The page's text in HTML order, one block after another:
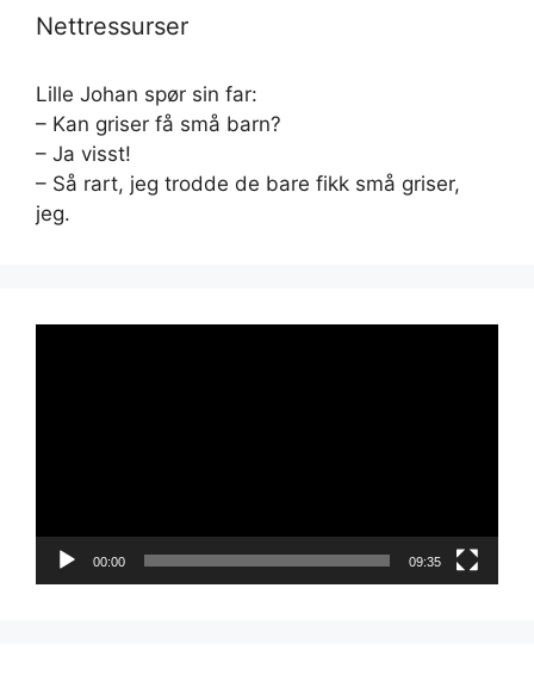
Nettressurser
Lille Johan spør sin far:
– Kan griser få små barn?
– Ja visst!
– Så rart, jeg trodde de bare fikk små griser,
jeg.
00:00 09:35